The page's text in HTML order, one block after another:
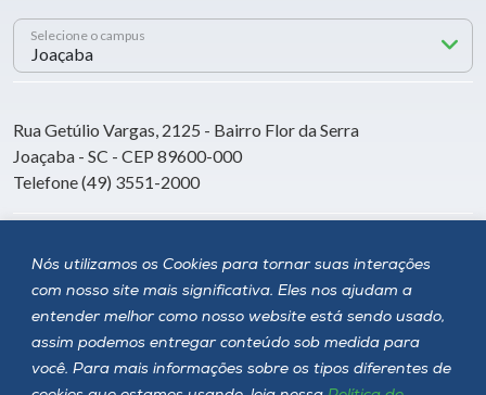
Nós utilizamos os Cookies para tornar suas interações
com nosso site mais significativa. Eles nos ajudam a
entender melhor como nosso website está sendo usado,
assim podemos entregar conteúdo sob medida para
você. Para mais informações sobre os tipos diferentes de
Selecione o campus
Rua Getúlio Vargas, 2125 - Bairro Flor da Serra
Joaçaba - SC - CEP 89600-000
Telefone (49) 3551-2000
Siga a Unoesc